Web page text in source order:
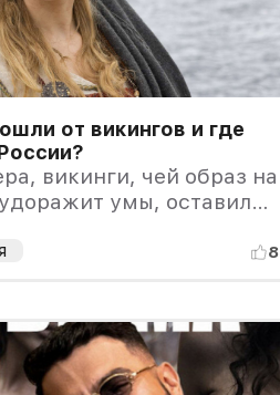
от викингов и где
викинги, чей образ на
умы, оставили
народов.
8